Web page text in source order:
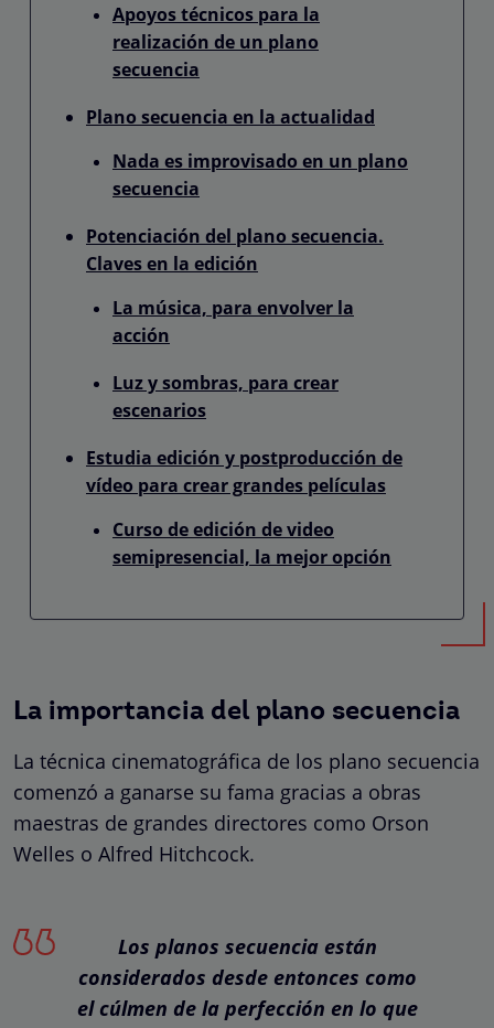
Apoyos técnicos para la
realización de un plano
secuencia
Plano secuencia en la actualidad
Nada es improvisado en un plano
secuencia
Potenciación del plano secuencia.
Claves en la edición
La música, para envolver la
acción
Luz y sombras, para crear
escenarios
Estudia edición y postproducción de
vídeo para crear grandes películas
Curso de edición de video
semipresencial, la mejor opción
La importancia del plano secuencia
La técnica cinematográfica de los plano secuencia
comenzó a ganarse su fama gracias a obras
maestras de grandes directores como Orson
Welles o Alfred Hitchcock.
Los planos secuencia están
considerados desde entonces como
el cúlmen de la perfección en lo que